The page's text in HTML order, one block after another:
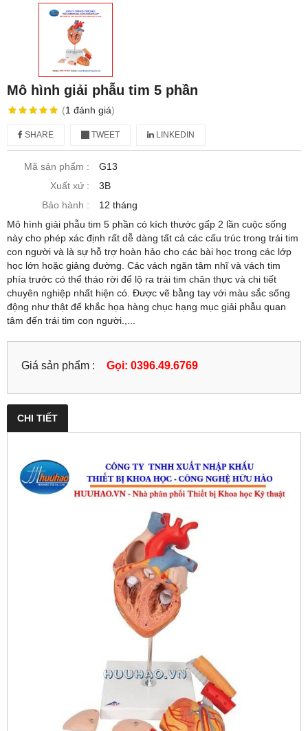
Mô hình giải phẫu tim 5 phần
(1 đánh giá)
SHARE TWEET LINKEDIN
Mã sản phẩm :
G13
Xuất xứ :
3B
Bảo hành :
12 tháng
Mô hình giải phẫu tim 5 phần có kích thước gấp 2 lần cuộc sống
này cho phép xác định rất dễ dàng tất cả các cấu trúc trong trái tim
con người và là sự hỗ trợ hoàn hảo cho các bài học trong các lớp
học lớn hoặc giảng đường. Các vách ngăn tâm nhĩ và vách tim
phía trước có thể tháo rời để lộ ra trái tim chân thực và chi tiết
chuyên nghiệp nhất hiện có. Được vẽ bằng tay với màu sắc sống
động như thật để khắc họa hàng chục hạng mục giải phẫu quan
tâm đến trái tim con người.,...
Giá sản phẩm : Gọi: 0396.49.6769
CHI TIẾT